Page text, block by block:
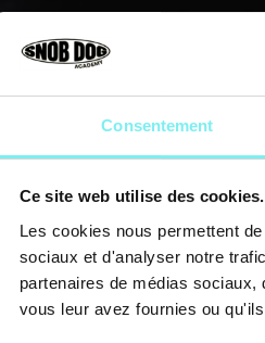
Consentement
Ce site web utilise des cookies.
Les cookies nous permettent
sociaux et d'analyser notre
partenaires de médias
vous leur avez fournies ou